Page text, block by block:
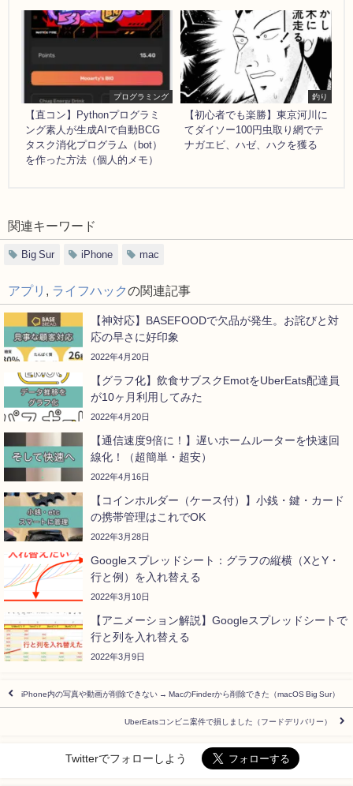
プログラミング
【直コン】Pythonプログラミ
ング素人が生成AIで自動BCG
タスク消化プログラム（bot）
を作った方法（個人的メモ）
釣り
【初心者でも楽勝】東京河川に
てダイソー100円虫取り網でテ
ナガエビ、ハゼ、ハクを獲る
関連キーワード
Big Sur iPhone mac
アプリ ライフハックの関連記事
【神対応】BASEFOODで欠品が発生。お詫びと対
応の早さに好印象
2022年4月20日
【グラフ化】飲食サブスクEmotをUberEats配達員
が10ヶ月利用してみた
2022年4月20日
【通信速度9倍に！】遅いホームルーターを快速回
線化！（超簡単・超安）
2022年4月16日
【コインホルダー（ケース付）】小銭・鍵・カード
の携帯管理はこれでOK
2022年3月28日
Googleスプレッドシート：グラフの縦横（XとY・
行と例）を入れ替える
2022年3月10日
【アニメーション解説】Googleスプレッドシートで
行と列を入れ替える
2022年3月9日
iPhone内の写真や動画が削除できない → MacのFinderから削除できた（macOS Big Sur）
UberEatsコンビニ案件で損しました（フードデリバリー）
Twitterでフォローしよう